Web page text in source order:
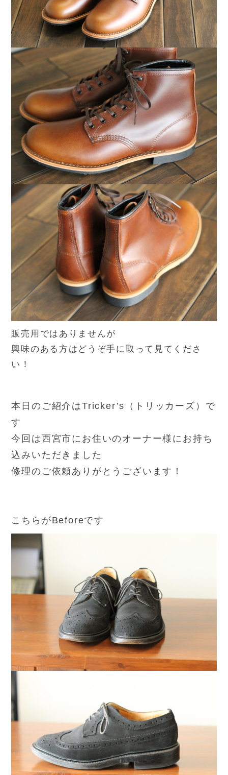
販売用ではありませんが
興味のある方はどうぞ手に取って見てくださ
い！
本日のご紹介はTricker’s（トリッカーズ）で
す
今回は西宮市にお住いのオーナー様にお持ち
込みいただきました
修理のご依頼ありがとうございます！
こちらがBeforeです